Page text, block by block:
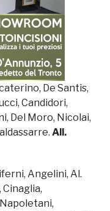
De Santis,
Candidori,
Del Moro, Nicolai,
All.
Angelini, Al.